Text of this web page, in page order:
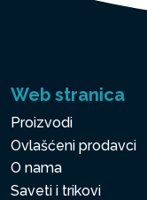
Web stranica
Proizvodi
Ovlašćeni prodavci
O nama
Saveti i trikovi